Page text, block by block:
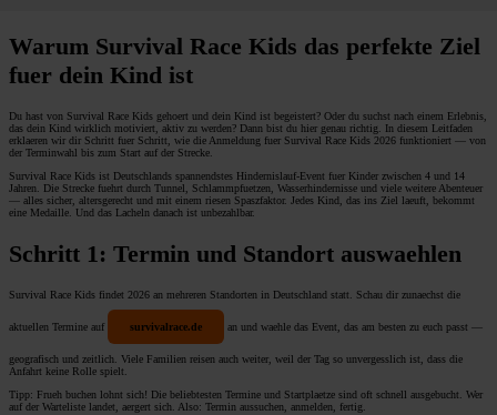
Warum Survival Race Kids das perfekte Ziel
fuer dein Kind ist
Du hast von Survival Race Kids gehoert und dein Kind ist begeistert? Oder du suchst nach einem Erlebnis,
das dein Kind wirklich motiviert, aktiv zu werden? Dann bist du hier genau richtig. In diesem Leitfaden
erklaeren wir dir Schritt fuer Schritt, wie die Anmeldung fuer Survival Race Kids 2026 funktioniert — von
der Terminwahl bis zum Start auf der Strecke.
Survival Race Kids ist Deutschlands spannendstes Hindernislauf-Event fuer Kinder zwischen 4 und 14
Jahren. Die Strecke fuehrt durch Tunnel, Schlammpfuetzen, Wasserhindernisse und viele weitere Abenteuer
— alles sicher, altersgerecht und mit einem riesen Spaszfaktor. Jedes Kind, das ins Ziel laeuft, bekommt
eine Medaille. Und das Lacheln danach ist unbezahlbar.
Schritt 1: Termin und Standort auswaehlen
Survival Race Kids findet 2026 an mehreren Standorten in Deutschland statt. Schau dir zunaechst die
aktuellen Termine auf survivalrace.de an und waehle das Event, das am besten zu euch passt —
geografisch und zeitlich. Viele Familien reisen auch weiter, weil der Tag so unvergesslich ist, dass die
Anfahrt keine Rolle spielt.
Tipp: Frueh buchen lohnt sich! Die beliebtesten Termine und Startplaetze sind oft schnell ausgebucht. Wer
auf der Warteliste landet, aergert sich. Also: Termin aussuchen, anmelden, fertig.